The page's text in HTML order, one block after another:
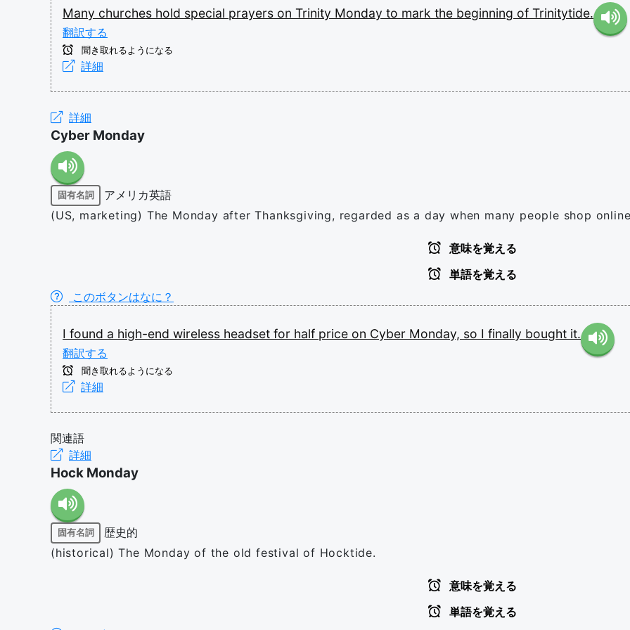
Many churches hold special prayers on Trinity Monday to mark the beginning of Trinitytide.
翻訳する
聞き取れるようになる
詳細
詳細
Cyber Monday
固有名詞
アメリカ英語
(US, marketing) The Monday after Thanksgiving, regarded as a day when many people shop
意味を覚える
単語を覚える
このボタンはなに？
I found a high-end wireless headset for half price on Cyber Monday, so I finally bought it.
翻訳する
聞き取れるようになる
詳細
関連語
詳細
Hock Monday
固有名詞
歴史的
(historical) The Monday of the old festival of Hocktide.
意味を覚える
単語を覚える